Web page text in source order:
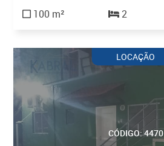
100 m² 2
CÓDIGO: 4470
LOCAÇÃO